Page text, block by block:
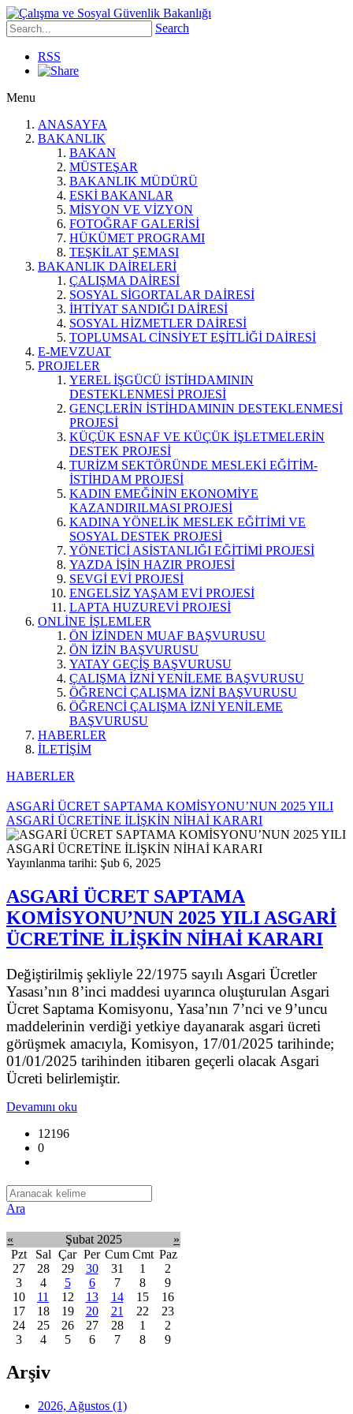
Search
RSS
Menu
ANASAYFA
BAKANLIK
BAKAN
MÜSTEŞAR
BAKANLIK MÜDÜRÜ
ESKİ BAKANLAR
MİSYON VE VİZYON
FOTOĞRAF GALERİSİ
HÜKÜMET PROGRAMI
TEŞKİLAT ŞEMASI
BAKANLIK DAİRELERİ
ÇALIŞMA DAİRESİ
SOSYAL SİGORTALAR DAİRESİ
İHTİYAT SANDIĞI DAİRESİ
SOSYAL HİZMETLER DAİRESİ
TOPLUMSAL CİNSİYET EŞİTLİĞİ DAİRESİ
E-MEVZUAT
PROJELER
YEREL İŞGÜCÜ İSTİHDAMININ
DESTEKLENMESİ PROJESİ
GENÇLERİN İSTİHDAMININ DESTEKLENMESİ
PROJESİ
KÜÇÜK ESNAF VE KÜÇÜK İŞLETMELERİN
DESTEK PROJESİ
TURİZM SEKTÖRÜNDE MESLEKİ EĞİTİM-
İSTİHDAM PROJESİ
KADIN EMEĞİNİN EKONOMİYE
KAZANDIRILMASI PROJESİ
KADINA YÖNELİK MESLEK EĞİTİMİ VE
SOSYAL DESTEK PROJESİ
YÖNETİCİ ASİSTANLIĞI EĞİTİMİ PROJESİ
YAZDA İŞİN HAZIR PROJESİ
SEVGİ EVİ PROJESİ
ENGELSİZ YAŞAM EVİ PROJESİ
LAPTA HUZUREVİ PROJESİ
ONLİNE İŞLEMLER
ÖN İZİNDEN MUAF BAŞVURUSU
ÖN İZİN BAŞVURUSU
YATAY GEÇİŞ BAŞVURUSU
ÇALIŞMA İZNİ YENİLEME BAŞVURUSU
ÖĞRENCİ ÇALIŞMA İZNİ BAŞVURUSU
ÖĞRENCİ ÇALIŞMA İZNİ YENİLEME
BAŞVURUSU
HABERLER
İLETİŞİM
HABERLER
ASGARİ ÜCRET SAPTAMA KOMİSYONU’NUN 2025 YILI
ASGARİ ÜCRETİNE İLİŞKİN NİHAİ KARARI
Yayınlanma tarihi: Şub 6, 2025
ASGARİ ÜCRET SAPTAMA
KOMİSYONU’NUN 2025 YILI ASGARİ
ÜCRETİNE İLİŞKİN NİHAİ KARARI
Değiştirilmiş şekliyle 22/1975 sayılı Asgari Ücretler
Yasası’nın 8’inci maddesi uyarınca oluşturulan Asgari
Ücret Saptama Komisyonu, Yasa’nın 7’nci ve 9’uncu
maddelerinin verdiği yetkiye dayanarak asgari ücreti
görüşmek amacıyla, Komisyon, 17/01/2025 tarihinde;
01/01/2025 tarihinden itibaren geçerli olacak Asgari
Ücreti belirlemiştir.
Devamını oku
12196
0
Ara
« Şubat 2025
»
Pzt
Sal Çar Per Cum Cmt Paz
27
28 29 30 31 1
2
3
4 5 6 7 8
9
10
11 12 13 14 15
16
17
18 19 20 21 22
23
24
25 26 27 28 1
2
3
4 5 6 7 8 9
Arşiv
2026, Ağustos (1)